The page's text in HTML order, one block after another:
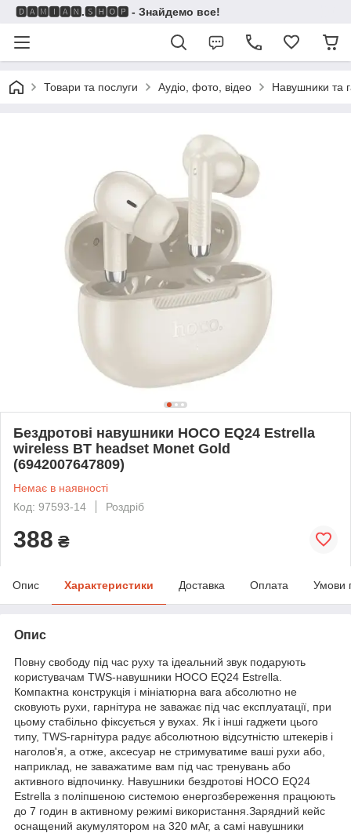
🅳🅰🅼🅸🅰🅽.🆂🅷🅾🅿 - Знайдемо все!
Товари та послуги Аудіо, фото, відео Навушники та
Бездротові навушники HOCO EQ24 Estrella
wireless BT headset Monet Gold
(6942007647809)
Немає в наявності
Код: 97593-14
Роздріб
388 ₴
Опис Характеристики Доставка Оплата Умови
Опис
Повну свободу під час руху та ідеальний звук подарують
користувачам TWS-навушники HOCO EQ24 Estrella.
Компактна конструкція і мініатюрна вага абсолютно не
сковують рухи, гарнітура не заважає під час експлуатації, при
цьому стабільно фіксується у вухах. Як і інші гаджети цього
типу, TWS-гарнітура радує абсолютною відсутністю штекерів і
наголов'я, а отже, аксесуар не стримуватиме ваші рухи або,
наприклад, не заважатиме вам під час тренувань або
активного відпочинку. Навушники бездротові HOCO EQ24
Estrella з поліпшеною системою енергозбереження працюють
до 7 годин в активному режимі використання.Зарядний кейс
оснащений акумулятором на 320 мАг, а самі навушники